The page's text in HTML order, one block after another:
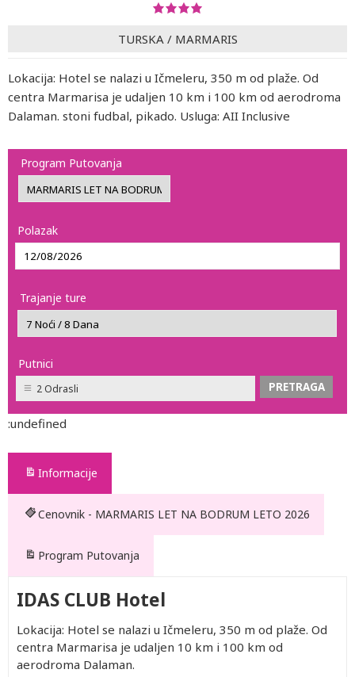
TURSKA / MARMARIS
Lokacija: Hotel se nalazi u Ičmeleru, 350 m od plaže. Od
centra Marmarisa je udaljen 10 km i 100 km od aerodroma
Dalaman. stoni fudbal, pikado. Usluga: AII Inclusive
Program Putovanja
Polazak
Trajanje ture
Putnici
2 Odrasli
:undefined
Informacije
Cenovnik - MARMARIS LET NA BODRUM LETO 2026
Program Putovanja
IDAS CLUB Hotel
Lokacija: Hotel se nalazi u Ičmeleru, 350 m od plaže. Od
centra Marmarisa je udaljen 10 km i 100 km od
aerodroma Dalaman.